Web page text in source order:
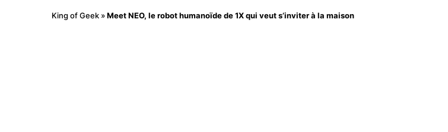
King of Geek »Meet NEO, le robot humanoïde de 1X qui veut s’inviter à la maison